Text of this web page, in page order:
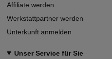
Affiliate werden
Werkstattpartner werden
Unterkunft anmelden
Unser Service für Sie